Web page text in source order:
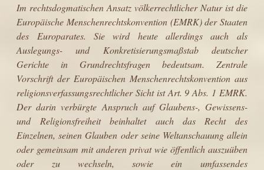
Im rechtsdogmatischen Ansatz völkerrechtlicher Natur ist die
Europäische Men­schenrechtskonvention (EMRK) der Staaten
des Europarates. Sie wird heute allerdings auch als
Auslegungs- und Konkretisierungsmaßstab deutscher
Gerichte in Grundrechtsfragen bedeutsam. Zentrale
Vorschrift der Euro­päischen Menschenrechtskonvention aus
religionsverfassungsrechtlicher Sicht ist Art. 9 Abs. 1 EMRK.
Der darin verbürgte Anspruch auf Glaubens-, Gewissens-
und Religionsfreiheit beinhaltet auch das Recht des
Einzelnen, seinen Glauben oder seine Weltanschauung allein
oder gemeinsam mit anderen privat wie öffentlich auszuüben
oder zu wechseln, sowie ein umfas­sendes